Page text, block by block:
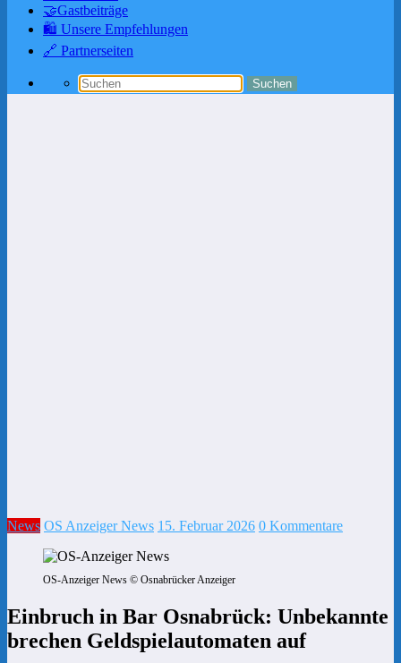
🤝Gastbeiträge
🛍️ Unsere Empfehlungen
🔗 Partnerseiten
News OS Anzeiger News 15. Februar 2026 0 Kommentare
OS-Anzeiger News © Osnabrücker Anzeiger
Einbruch in Bar Osnabrück: Unbekannte
brechen Geldspielautomaten auf